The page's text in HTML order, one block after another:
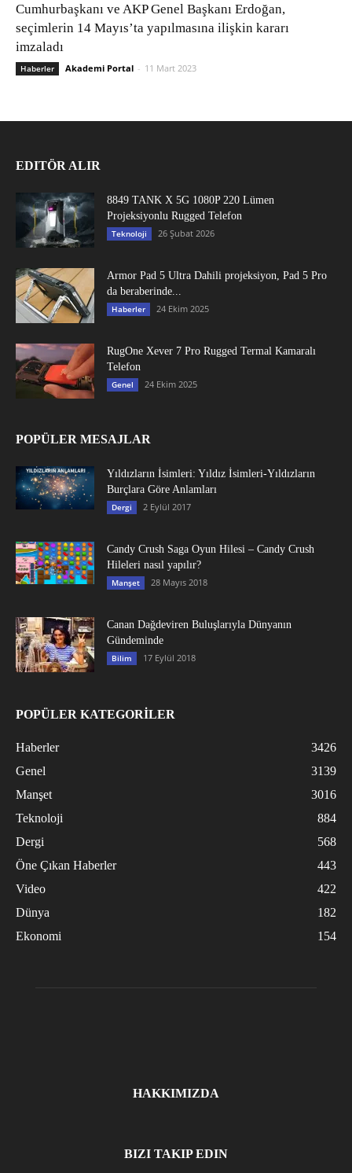
Cumhurbaşkanı ve AKP Genel Başkanı Erdoğan,
seçimlerin 14 Mayıs’ta yapılmasına ilişkin kararı
imzaladı
Haberler Akademi Portal - 11 Mart 2023
EDITÖR ALIR
8849 TANK X 5G 1080P 220 Lümen
Projeksiyonlu Rugged Telefon
Teknoloji 26 Şubat 2026
Armor Pad 5 Ultra Dahili projeksiyon, Pad 5 Pro
da beraberinde...
Haberler 24 Ekim 2025
RugOne Xever 7 Pro Rugged Termal Kamaralı
Telefon
Genel 24 Ekim 2025
POPÜLER MESAJLAR
Yıldızların İsimleri: Yıldız İsimleri-Yıldızların
Burçlara Göre Anlamları
Dergi 2 Eylül 2017
Candy Crush Saga Oyun Hilesi – Candy Crush
Hileleri nasıl yapılır?
Manşet 28 Mayıs 2018
Canan Dağdeviren Buluşlarıyla Dünyanın
Gündeminde
Bilim 17 Eylül 2018
POPÜLER KATEGORİLER
Haberler
3426
Genel
3139
Manşet
3016
Teknoloji
884
Dergi
568
Öne Çıkan Haberler
443
Video
422
Dünya
182
Ekonomi
154
HAKKIMIZDA
BIZI TAKIP EDIN